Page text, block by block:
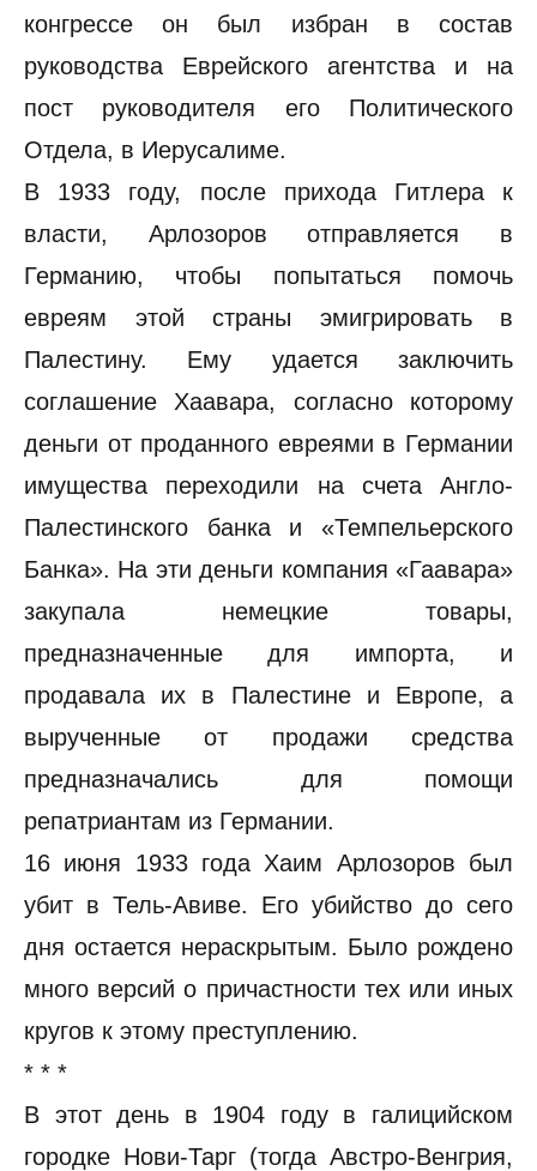
конгрессе он был избран в состав
руководства Еврейского агентства и на
пост руководителя его Политического
Отдела, в Иерусалиме.
В 1933 году, после прихода Гитлера к
власти, Арлозоров отправляется в
Германию, чтобы попытаться помочь
евреям этой страны эмигрировать в
Палестину. Ему удается заключить
соглашение Хаавара, согласно которому
деньги от проданного евреями в Германии
имущества переходили на счета Англо-
Палестинского банка и «Темпельерского
Банка». На эти деньги компания «Гаавара»
закупала немецкие товары,
предназначенные для импорта, и
продавала их в Палестине и Европе, a
вырученные от продажи средства
предназначались для помощи
репатриантам из Германии.
16 июня 1933 года Хаим Арлозоров был
убит в Тель-Авиве. Его убийство до сего
дня остается нераскрытым. Было рождено
много версий о причастности тех или иных
кругов к этому преступлению.
* * *
В этот день в 1904 году в галицийском
городке Нови-Тарг (тогда Австро-Венгрия,